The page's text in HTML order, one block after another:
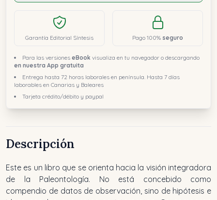
Garantía Editorial Síntesis Pago 100% seguro
Para las versiones eBook visualiza en tu navegador o descargando
en nuestra App gratuita
Entrega hasta 72 horas laborales en península. Hasta 7 días
laborables en Canarias y Baleares
Tarjeta crédito/débito y paypal
Descripción
Este es un libro que se orienta hacia la visión integradora
de la Paleontología. No está concebido como
compendio de datos de observación, sino de hipótesis e